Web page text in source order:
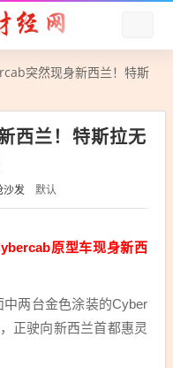
突然现身新西兰！特斯
西兰！特斯拉无
沙发 默认
原型车现身新西
两台金色涂装的Cyber
正驶向新西兰首都惠灵